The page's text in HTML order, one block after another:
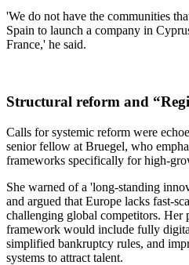
'We do not have the communities
Spain to launch a company in
France,' he said.
Structural reform and
Calls for systemic reform were
senior fellow at Bruegel, who
frameworks specifically for high-
She warned of a 'long-standing
and argued that Europe lacks fast-
challenging global competitors. Her
framework would include fully
simplified bankruptcy rules, and
systems to attract talent.